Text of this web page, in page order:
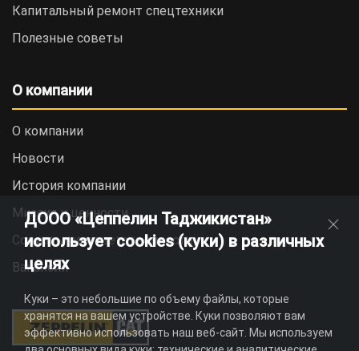
Капитальный ремонт спецтехники
Полезные советы
О компании
О компании
Новости
История компании
Миссия и ценности
Социальная ответственность
Вакансии
ДООО «Цеппелин Таджикистан»
использует cookies (куки) в различных
целях
Куки – это небольшие по объему файлы, которые
хранятся на вашем устройстве. Куки позволяют вам
эффективно использовать наш веб-сайт. Мы используем